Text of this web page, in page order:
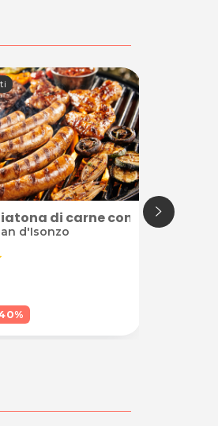
cristalloterapia da
di carne con bibita e
d'Isonzo location_on